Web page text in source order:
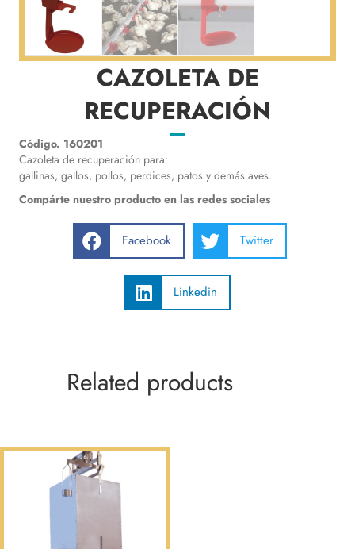
CAZOLETA DE
RECUPERACIÓN
Código. 160201
Cazoleta de recuperación para:
gallinas, gallos, pollos, perdices, patos y demás aves.
Compárte nuestro producto en las redes sociales
Facebook Twitter
Linkedin
Related products